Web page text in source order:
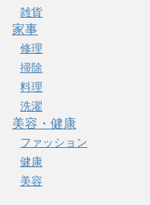
雑貨
家事
修理
掃除
料理
洗濯
美容・健康
ファッション
健康
美容